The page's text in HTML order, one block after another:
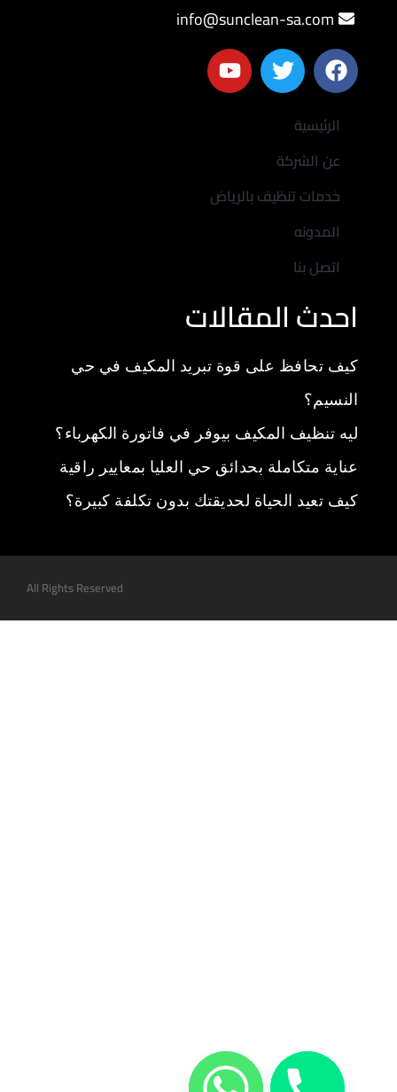
info@sunclean-sa.com
الرئيسية
عن الشركة
خدمات تنظيف بالرياض
المدونه
اتصل بنا
احدث المقالات
كيف تحافظ على قوة تبريد المكيف في حي
النسيم؟
ليه تنظيف المكيف بيوفر في فاتورة الكهرباء؟
عناية متكاملة بحدائق حي العليا بمعايير راقية
كيف تعيد الحياة لحديقتك بدون تكلفة كبيرة؟
All Rights Reserved